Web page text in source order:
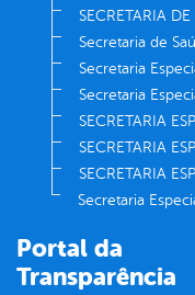
SECRETARIA
Secretaria de
Secretaria
Secretaria
SECRETARIA
SECRETARIA
SECRETARIA
Secretaria
Portal da
Transparência